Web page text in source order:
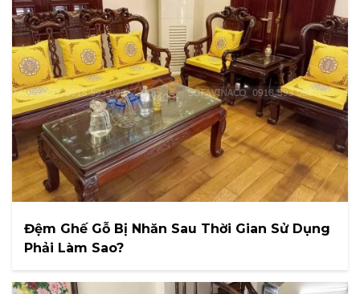
Đệm Ghế Gỗ Bị Nhăn Sau Thời Gian Sử Dụng
Phải Làm Sao?